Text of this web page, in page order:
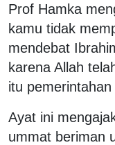
Prof Hamka
kamu tidak
mendebat
karena Allah
itu
Ayat ini
ummat beriman